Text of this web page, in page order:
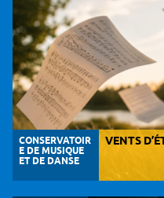
CONSERVATOIR
E DE MUSIQUE
ET DE DANSE
VENTS